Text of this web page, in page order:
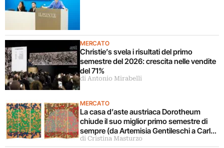
MERCATO
Christie’s svela i risultati del primo
semestre del 2026: crescita nelle vendite
del 71%
di Antonio Mirabelli
MERCATO
La casa d’aste austriaca Dorotheum
chiude il suo miglior primo semestre di
sempre (da Artemisia Gentileschi a Carla
Accardi)
di Cristina Masturzo